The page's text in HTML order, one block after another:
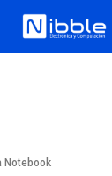
Notebook